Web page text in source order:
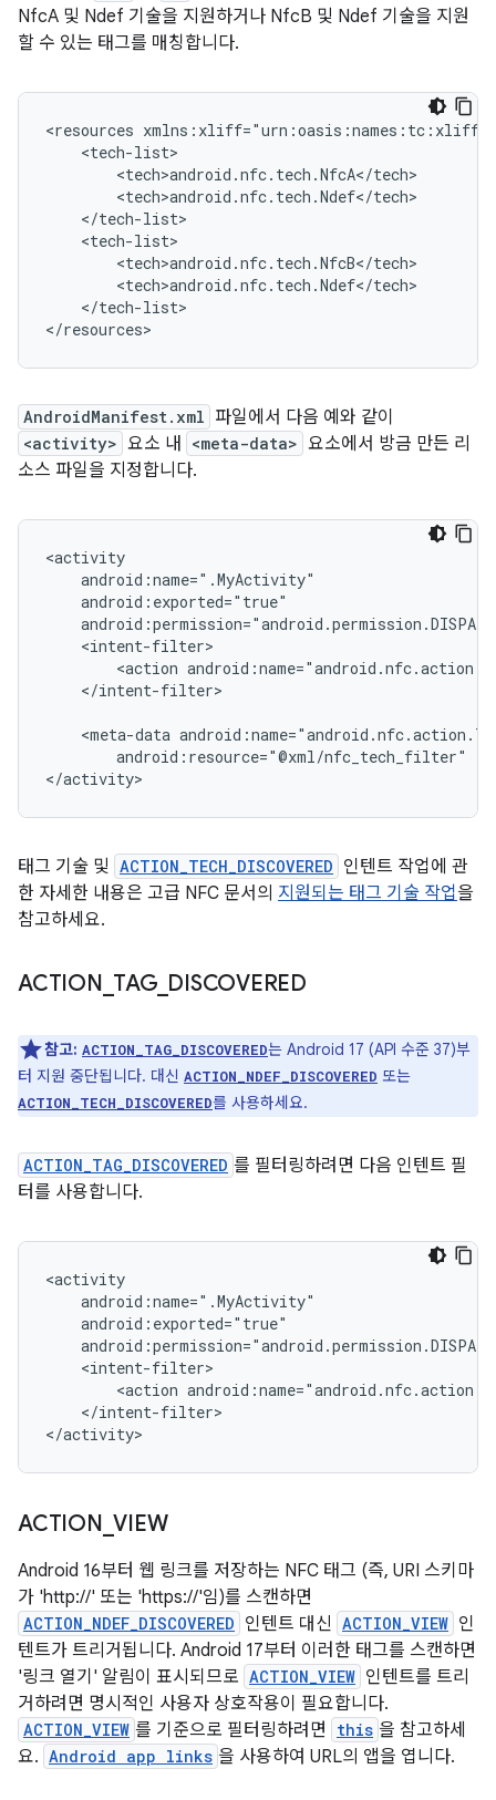
NfcA 및 Ndef 기술을 지원하거나 NfcB 및 Ndef 기술을 지원
할 수 있는 태그를 매칭합니다.
<resources
</tech-list>
</resources>
AndroidManifest.xml 파일에서 다음 예와 같이
<activity> 요소 내 <meta-data> 요소에서 방금 만든 리
소스 파일을 지정합니다.
<action
</intent-filter>
<meta-data
android:resource="@xml/nfc_tech_filter"
</activity>
태그 기술 및 ACTION_TECH_DISCOVERED 인텐트 작업에 관
한 자세한 내용은 고급 NFC 문서의 지원되는 태그 기술 작업을
참고하세요.
ACTION TAG_ DISCOVERED
참고: ACTION_TAG_DISCOVERED는 Android 17 (API 수준 37)부
터 지원 중단됩니다. 대신 ACTION_NDEF_DISCOVERED 또는
ACTION_TECH_DISCOVERED를 사용하세요.
ACTION_TAG_DISCOVERED 를 필터링하려면 다음 인텐트 필
터를 사용합니다.
<action
</intent-filter>
</activity>
ACTION _VIEW
Android 16부터 웹 링크를 저장하는 NFC 태그 (즉, URI 스키마
가 'http://' 또는 'https://'임)를 스캔하면
ACTION_NDEF_DISCOVERED 인텐트 대신 ACTION_VIEW 인
텐트가 트리거됩니다. Android 17부터 이러한 태그를 스캔하면
'링크 열기' 알림이 표시되므로 ACTION_VIEW 인텐트를 트리
거하려면 명시적인 사용자 상호작용이 필요합니다.
ACTION_VIEW 를 기준으로 필터링하려면 this 을 참고하세
요. Android app links 을 사용하여 URL의 앱을 엽니다.